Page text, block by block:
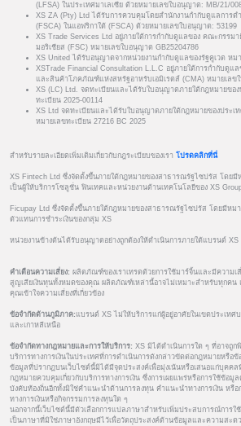
(LFSA) ในประเทศมาเลเซีย ด้วยหมายเลขใบอนุญาต: MB/21/
XS ZA (Pty) Ltd ได้รับการควบคุมโดยสำนักงานกำกับดูแลการดำ
(FSCA) ในแอฟริกาใต้ (FSCA) ด้วยหมายเลขใบอนุญาต: 53199
XS Trade Services Ltd อยู่ภายใต้การกำกับดูแลของ คณะกรรมา
มอริเชียส (FSC) หมายเลขใบอนุญาต GB25204786
XS United ได้รับอนุญาตจากหน่วยงานกำกับดูแลของรัฐคูเวต หม
XSTrade Financial Consultation L.L.C อยู่ภายใต้การกำกับดูแ
และสินค้าโภคภัณฑ์แห่งสหรัฐอาหรับเอมิเรตส์ (CMA) หมายเลข
XS (LC) Ltd. จดทะเบียนและได้รับใบอนุญาตภายใต้กฎหมายของ
ทะเบียน 2025-00114
XS Ltd จดทะเบียนและได้รับใบอนุญาตภายใต้กฎหมายของประเ
หมายเลขทะเบียน 27216 BC 2025
สำหรับรายละเอียดเพิ่มเติมเกี่ยวกับกฎระเบียบของเรา โปรดคลิกที่นี่
XS Fintech Ltd ซึ่งจัดตั้งขึ้นภายใต้กฎหมายของสาธารณรัฐไซปรัส โดยมี
เป็นผู้ให้บริการโซลูชั่น ฟินเทคและหน่วยงานด้านเทคโนโลยีของ XS
Ficupay Ltd ซึ่งจัดตั้งขึ้นภายใต้กฎหมายของสาธารณรัฐไซปรัส โดยมีหมา
ตัวแทนการชำระเงินของกลุ่ม XS
หน่วยงานข้างต้นได้รับอนุญาตอย่างถูกต้องให้ดำเนินการภายใต้แบรนด์ XS
คำเตือนความเสี่ยง: ผลิตภัณฑ์ของเราเทรดด้วยการใช้มาร์จิ้นและมีความเ
สูญเสียเงินทุนทั้งหมดของคุณ ผลิตภัณฑ์เหล่านี้อาจไม่เหมาะสำหรับทุกคน
คุณเข้าใจความเสี่ยงที่เกี่ยวข้อง
ข้อจำกัดด้านภูมิภาค: แบรนด์ XS ไม่ให้บริการแก่ผู้อยู่อาศัยในเขตประเทศ
และเกาหลีเหนือ
ข้อจำกัดทางกฎหมายและการให้บริการ: XS มิได้ดำเนินการใด ๆ ที่อาจถูก
บริการทางการเงินในประเทศที่การดำเนินการดังกล่าวขัดต่อกฎหมายหรือ
ข้อมูลที่ปรากฏบนเว็บไซต์นี้มิได้มีจุดประสงค์เพื่อมุ่งเน้นหรือเสนอแก่บุคค
กฎหมายควบคุมเกี่ยวกับบริการทางการเงิน ซึ่งการเผยแพร่หรือการใช้ข้อ
บังคับท้องถิ่นอีกทั้งมิใช่คำแนะนำด้านการลงทุน คำแนะนำทางการเงิน หรือ
ทางการเงินหรือกิจกรรมการลงทุนใด ๆ
นอกจากนี้เว็บไซต์นี้มีตัวเลือกการแปลภาษาสำหรับเพิ่มประสบการณ์การใ
เป็นภาษาที่มิใช่ภาษาอังกฤษมีไว้เพื่อวัตถุประสงค์ด้านข้อมูลและความสะด